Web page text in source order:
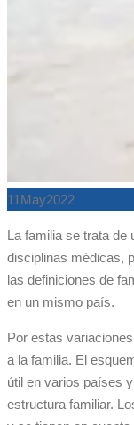
11May2022
La familia se trata
disciplinas médicas,
las definiciones de
en un mismo país.
Por estas
a la familia. El
útil en varios países
estructura familiar.